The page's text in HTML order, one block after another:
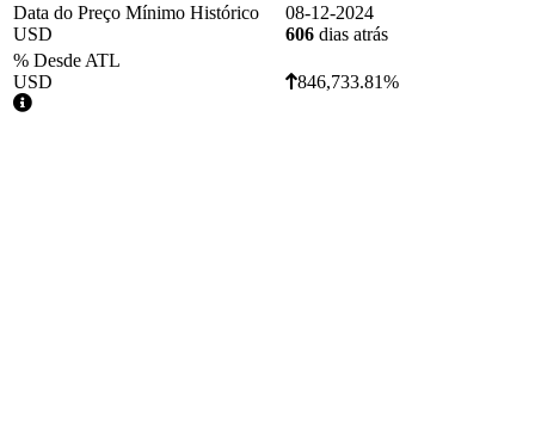
Data do Preço Mínimo Histórico
USD
08-12-2024
606 dias atrás
% Desde ATL
USD
846,733.81%